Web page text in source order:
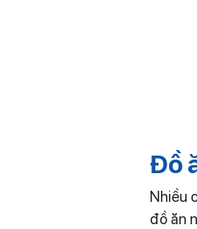
Đồ
Nhiều
đồ ăn